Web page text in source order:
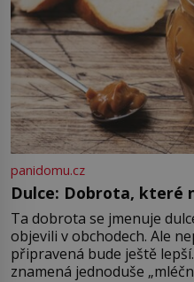
panidomu.cz
Dulce: Dobrota, které
Ta dobrota se jmenuje
objevili v obchodech. Ale
připravená bude ještě
znamená jednoduše